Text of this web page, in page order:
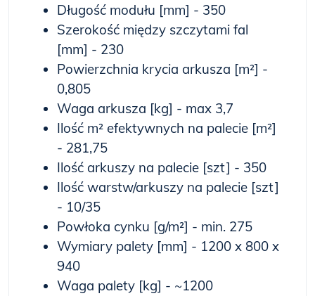
Długość modułu [mm] - 350
Szerokość między szczytami fal
[mm] - 230
Powierzchnia krycia arkusza [m²] -
0,805
Waga arkusza [kg] - max 3,7
Ilość m² efektywnych na palecie [m²]
- 281,75
Ilość arkuszy na palecie [szt] - 350
Ilość warstw/arkuszy na palecie [szt]
- 10/35
Powłoka cynku [g/m²] - min. 275
Wymiary palety [mm] - 1200 x 800 x
940
Waga palety [kg] - ~1200